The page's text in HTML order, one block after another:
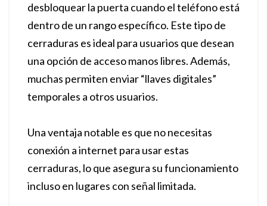
desbloquear la puerta cuando el teléfono está
dentro de un rango específico. Este tipo de
cerraduras es ideal para usuarios que desean
una opción de acceso manos libres. Además,
muchas permiten enviar “llaves digitales”
temporales a otros usuarios.
Una ventaja notable es que no necesitas
conexión a internet para usar estas
cerraduras, lo que asegura su funcionamiento
incluso en lugares con señal limitada.